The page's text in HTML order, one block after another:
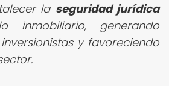
la seguridad jurídica
inmobiliario, generando
y favoreciendo